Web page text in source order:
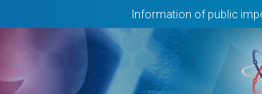
Information of public